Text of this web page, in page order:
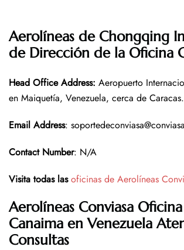
Aerolíneas de Chongqing
de Dirección de la Oficina
Head Office Address: Aeropuerto
en Maiquetía, Venezuela, cerca de Caracas.
Email Address:
Contact Number: N/A
Visita todas las oficinas de Aerolíneas
Aerolíneas Conviasa
Canaima en Venezuela
Consultas